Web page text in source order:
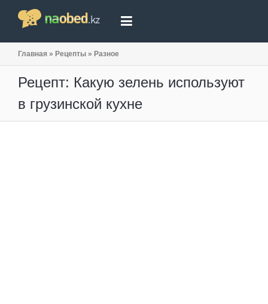
Главная » Рецепты » Разное
Рецепт: Какую зелень используют
в грузинской кухне